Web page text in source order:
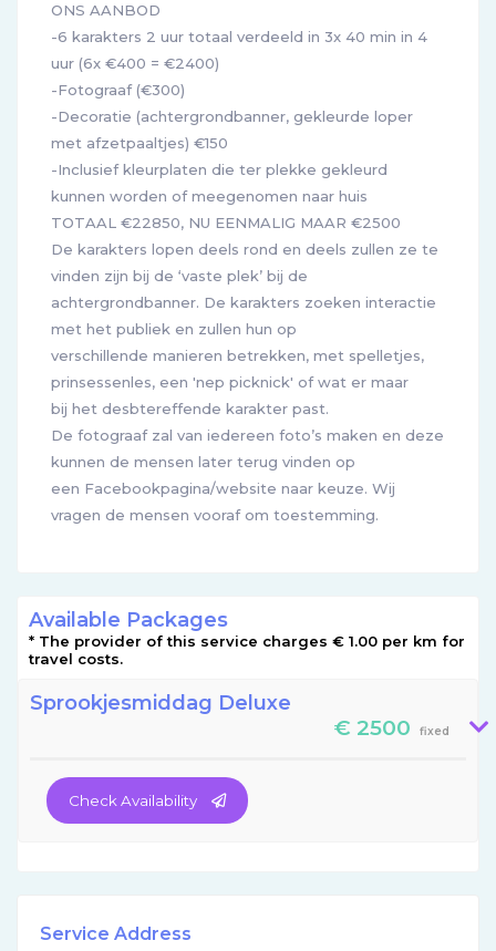
ONS AANBOD
-6 karakters 2 uur totaal verdeeld in 3x 40 min in 4
uur (6x €400 = €2400)
-Fotograaf (€300)
-Decoratie (achtergrondbanner, gekleurde loper
met afzetpaaltjes) €150
-Inclusief kleurplaten die ter plekke gekleurd
kunnen worden of meegenomen naar huis
TOTAAL €22850, NU EENMALIG MAAR €2500
De karakters lopen deels rond en deels zullen ze te
vinden zijn bij de ‘vaste plek’ bij de
achtergrondbanner. De karakters zoeken interactie
met het publiek en zullen hun op
verschillende manieren betrekken, met spelletjes,
prinsessenles, een 'nep picknick' of wat er maar
bij het desbtereffende karakter past.
De fotograaf zal van iedereen foto’s maken en deze
kunnen de mensen later terug vinden op
een Facebookpagina/website naar keuze. Wij
vragen de mensen vooraf om toestemming.
Available Packages
* The provider of this service charges € 1.00 per km for
travel costs.
Sprookjesmiddag Deluxe
€ 2500 fixed
Check Availability
Service Address